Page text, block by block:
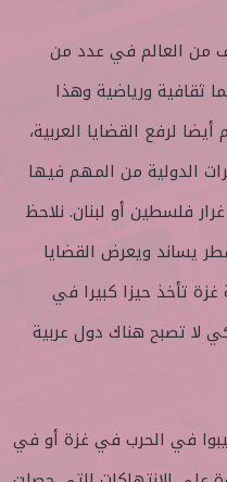
من العالم في عدد من
ثقافية ورياضية وهذا
لرفع القضايا العربية،
الدولية من المهم فيها
فلسطين أو لبنان. نلاحظ
يساند ويعرض القضايا
غزة تأخذ حيزا كبيرا في
لا تصبح هناك دول عربية
في الحرب في غزة أو في